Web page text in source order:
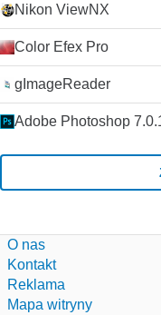
Nikon ViewNX
Color Efex Pro
gImageReader
Adobe Photoshop
O nas
Kontakt
Reklama
Mapa witryny